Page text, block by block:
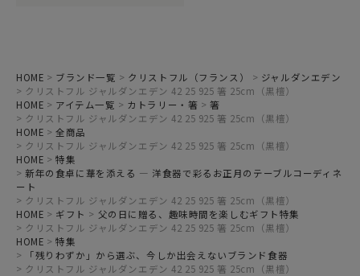
HOME ブランド一覧 クリストフル（フランス）
ジャルダンエデン
クリストフル ジャルダンエデン 42 25 925 箸 25cm（黒檀）
HOME
アイテム一覧 カトラリー・箸
箸
クリストフル ジャルダンエデン 42 25 925 箸 25cm（黒檀）
HOME
全商品
クリストフル ジャルダンエデン 42 25 925 箸 25cm（黒檀）
HOME
特集
新年の食卓に華を添える ― 洋食器で彩るお正月のテーブルコーディネ
ート
クリストフル ジャルダンエデン 42 25 925 箸 25cm（黒檀）
HOME
ギフト
父の日に贈る、趣味時間を楽しむギフト特集
クリストフル ジャルダンエデン 42 25 925 箸 25cm（黒檀）
HOME
特集
「残りわずか」から選ぶ、今しか出会えないブランド食器
クリストフル ジャルダンエデン 42 25 925 箸 25cm（黒檀）